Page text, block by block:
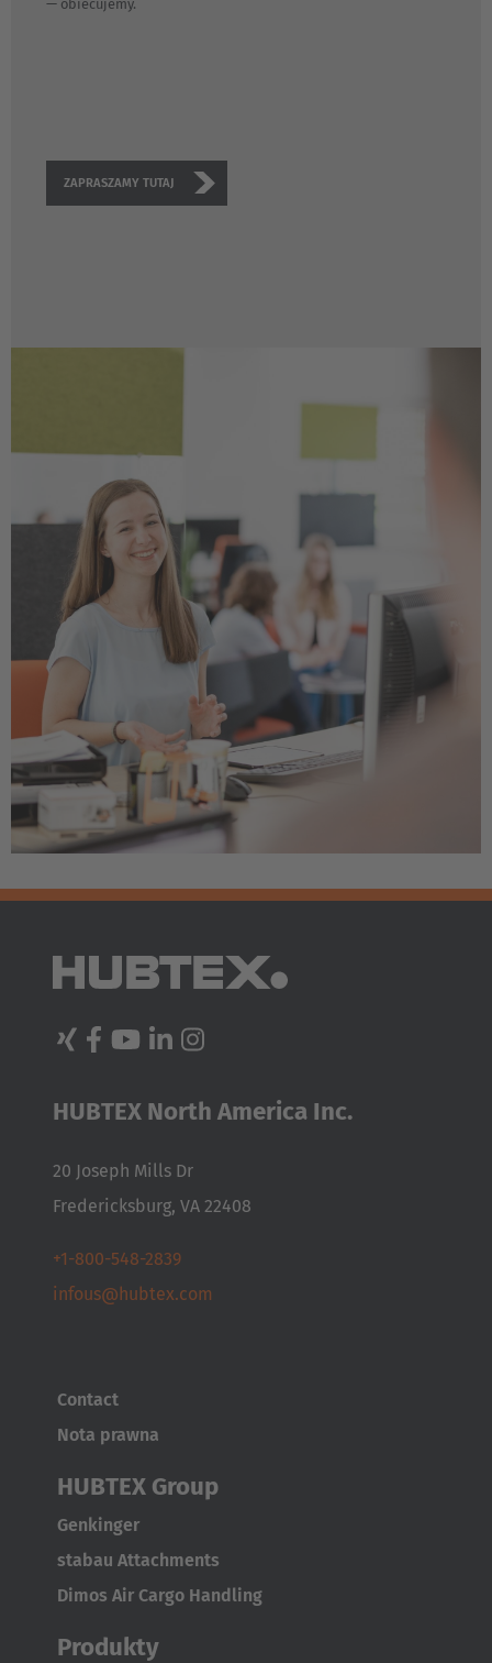
AMERICA
Brasil
Português
United States
English
ASIA/PACIFIC
Australia
English
Japan
Türkiye
— obiecujemy.
ZAPRASZAMY TUTAJ
HUBTEX North America Inc.
20 Joseph Mills Dr
Fredericksburg, VA 22408
+1-800-548-2839
infous@hubtex.com
Contact
Nota prawna
HUBTEX Group
Genkinger
stabau Attachments
Dimos Air Cargo Handling
Produkty